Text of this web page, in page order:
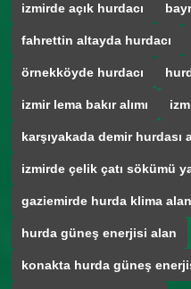
izmirde açık hurdacı
fahrettin altayda hurdacı
örnekköyde hurdacı
izmir lema bakır alımı
karşıyakada demir hurdası
izmirde çelik çatı sökümü
gaziemirde hurda klima alan
hurda güneş enerjisi alan
konakta hurda güneş